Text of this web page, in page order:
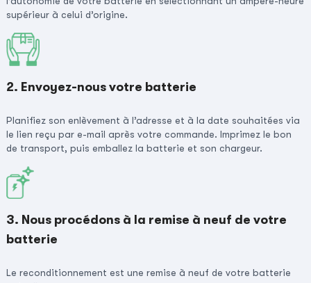
supérieur à celui d’origine.
2. Envoyez-nous votre batterie
Planifiez son enlèvement à l’adresse et à la date souhaitées via
le lien reçu par e-mail après votre commande. Imprimez le bon
de transport, puis emballez la batterie et son chargeur.
3. Nous procédons à la remise à neuf de votre
batterie
Le reconditionnement est une remise à neuf de votre batterie